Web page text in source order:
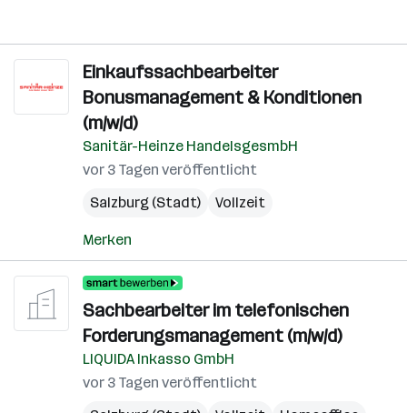
Einkaufssachbearbeiter
Bonusmanagement & Konditionen
(m/w/d)
Sanitär-Heinze HandelsgesmbH
vor 3 Tagen veröffentlicht
Salzburg (Stadt)
Vollzeit
Merken
Sachbearbeiter im telefonischen
Forderungsmanagement (m/w/d)
LIQUIDA Inkasso GmbH
vor 3 Tagen veröffentlicht